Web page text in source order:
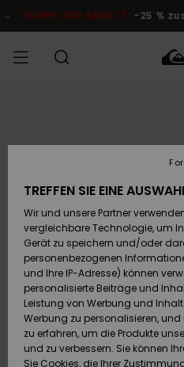
Produktinformation
DOPPELTER RABATT -25 %
Flip-
Surf
Snow
Flip-
Surf
Snow
FRAUEN
Snow
SURF
Kinder
SNOW
Snow
Kinder
Snow
Damen
DOPPELTER
RABATT
KINDER
Outlet
Frauen
Retouren
Quiksilver
Freedom
TREFFEN SIE EINE
Wir und unsere Partner
vergleichbare Technologie, um
Gerät zu speichern und/oder
personenbezogenen
und Ihre IP-Adresse) können
personalisierte Beiträge und
Leistung von Werbung und
Werbung zu personalisieren,
zu erfahren, um die Produkte
und zu verbessern. Sie können
Sie Cookies, die Ihrer